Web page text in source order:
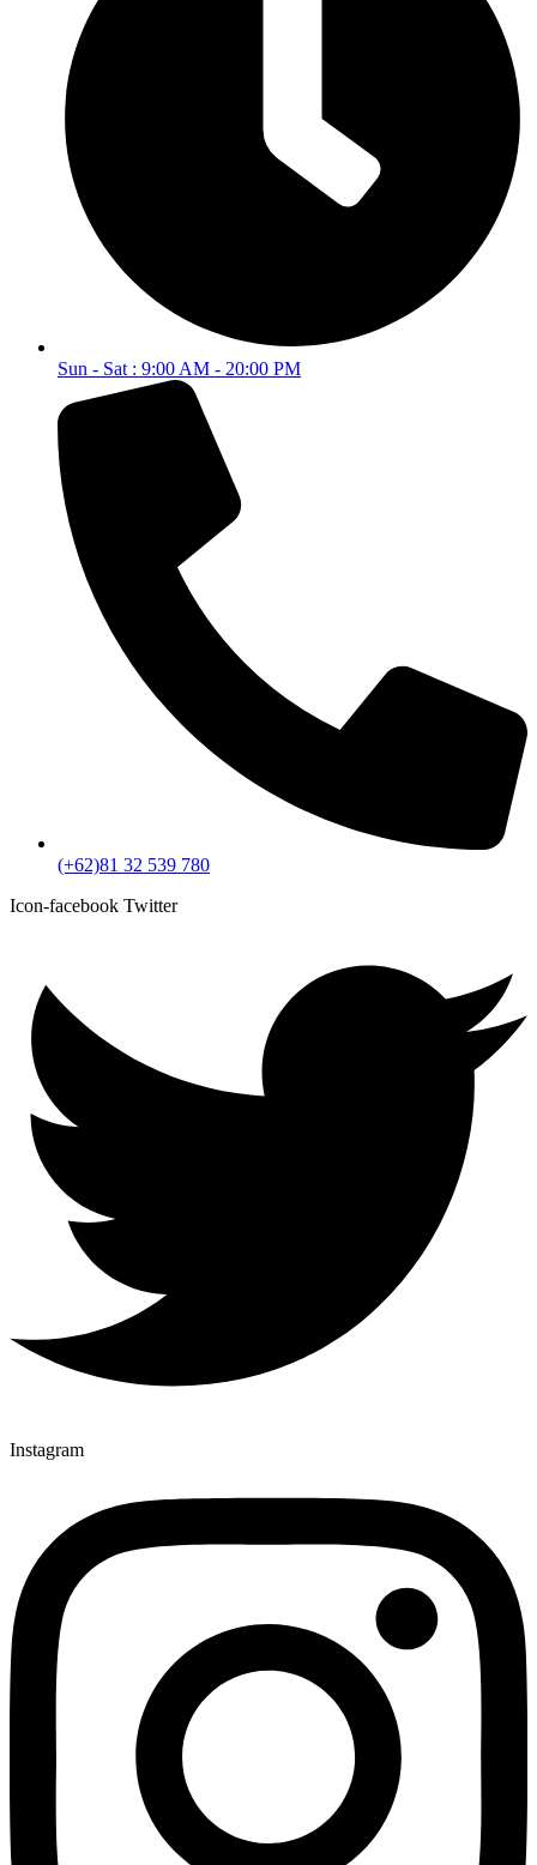
Sun - Sat : 9:00 AM - 20:00 PM
(+62)81 32 539 780
Icon-facebook Twitter
Instagram